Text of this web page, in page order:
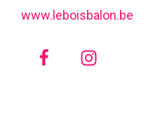
www.leboisbalon.be